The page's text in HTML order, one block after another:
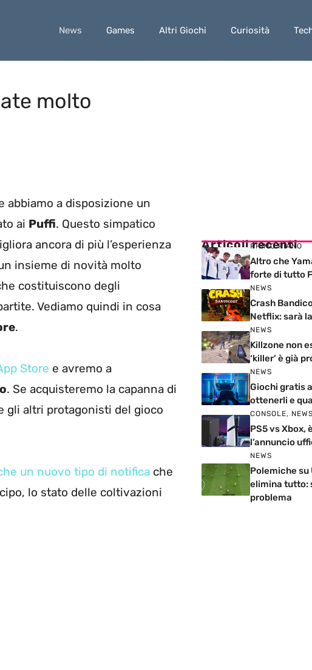
News Games Altri Giochi Curiosità
molto
abbiamo a disposizione un
ai Puffi. Questo simpatico
ancora di più l’esperienza
insieme di novità molto
costituiscono degli
Vediamo quindi in cosa
.
Store e avremo a
. Se acquisteremo la capanna di
gli altri protagonisti del gioco
un nuovo tipo di notifica che
lo stato delle coltivazioni
Articoli recenti
PRIMO PIANO
Altro che
forte di tutto
NEWS
Crash
Netflix: sarà
NEWS
Killzone non
‘killer’ è già
NEWS
Giochi gratis
ottenerli e
CONSOLE, NEWS
PS5 vs Xbox,
l’annuncio
NEWS
Polemiche su
elimina tutto:
problema